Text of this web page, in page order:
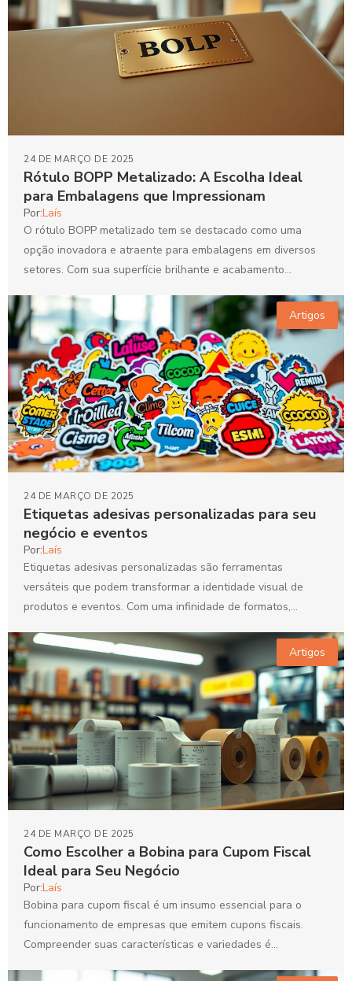
Rótulo BOPP Metalizado: A Escolha Ideal
para Embalagens que Impressionam
24 DE MARÇO DE 2025
Por:Laís
O rótulo BOPP metalizado tem se destacado como uma
opção inovadora e atraente para embalagens em diversos
setores. Com sua superfície brilhante e acabamento
Artigos
Etiquetas adesivas personalizadas para seu
negócio e eventos
24 DE MARÇO DE 2025
Por:Laís
Etiquetas adesivas personalizadas são ferramentas
versáteis que podem transformar a identidade visual de
produtos e eventos. Com uma infinidade de formatos,
Artigos
Como Escolher a Bobina para Cupom Fiscal
Ideal para Seu Negócio
24 DE MARÇO DE 2025
Por:Laís
Bobina para cupom fiscal é um insumo essencial para o
funcionamento de empresas que emitem cupons fiscais.
Compreender suas características e variedades é